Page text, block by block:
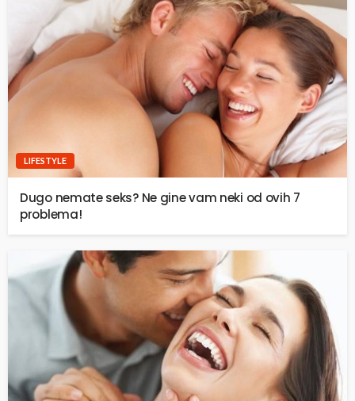
LIFESTYLE
Dugo nemate seks? Ne gine vam neki od ovih 7
problema!